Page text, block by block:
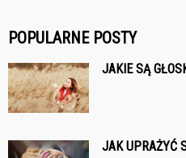
POPULARNE POSTY
JAKIE SĄ
JAK UPRAŻYĆ